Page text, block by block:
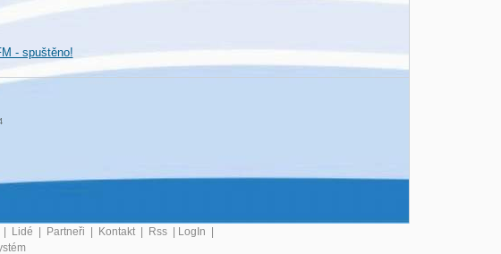
- spuštěno!
Lidé Partneři Kontakt Rss LogIn